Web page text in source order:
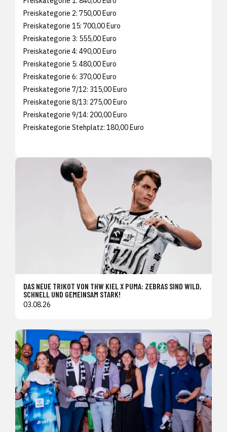
Preiskategorie 2: 750,00 Euro
Preiskategorie 15: 700,00 Euro
Preiskategorie 3: 555,00 Euro
Preiskategorie 4: 490,00 Euro
Preiskategorie 5: 480,00 Euro
Preiskategorie 6: 370,00 Euro
Preiskategorie 7/12: 315,00 Euro
Preiskategorie 8/13: 275,00 Euro
Preiskategorie 9/14: 200,00 Euro
Preiskategorie Stehplatz: 180,00 Euro
DAS NEUE TRIKOT VON THW KIEL X PUMA: ZEBRAS SIND WILD,
SCHNELL UND GEMEINSAM STARK!
03.08.26